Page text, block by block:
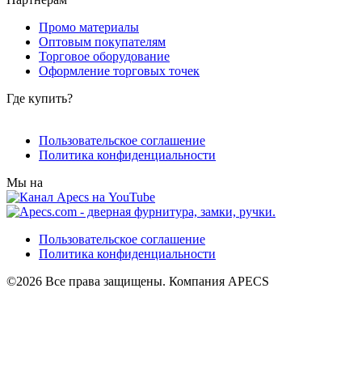
Промо материалы
Оптовым покупателям
Торговое оборудование
Оформление торговых точек
Где купить?
Пользовательское соглашение
Политика конфиденциальности
Мы на
Пользовательское соглашение
Политика конфиденциальности
©2026 Все права защищены. Компания APECS